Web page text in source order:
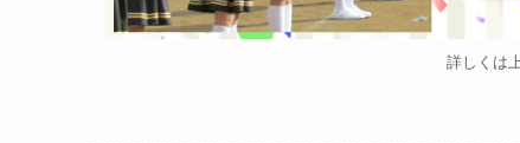
詳しくは